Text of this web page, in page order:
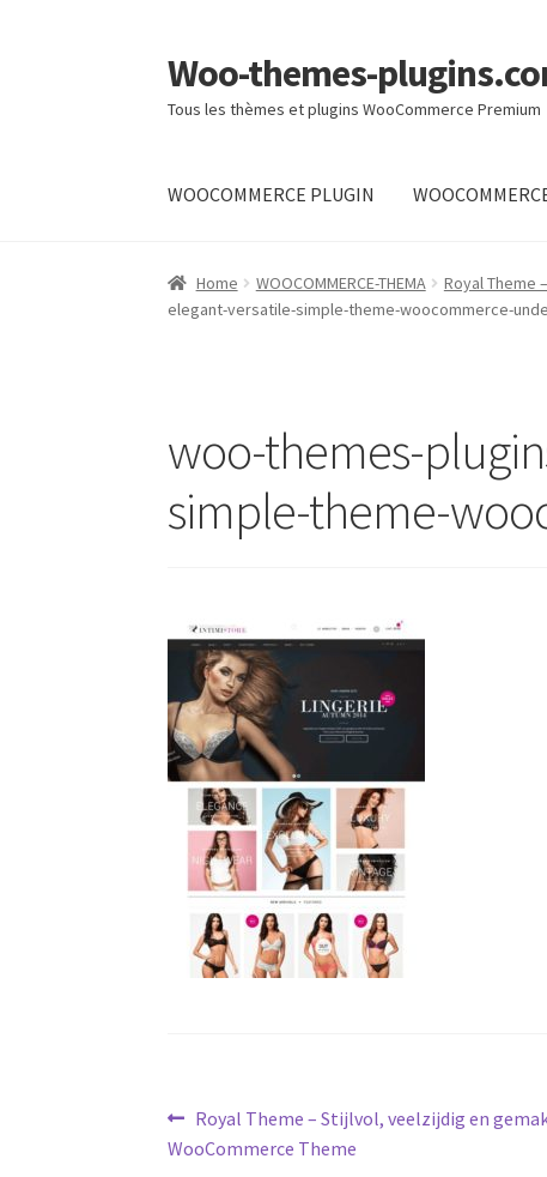
Skip
to
navigation
Skip
to
content
Woo-themes-
Tous les thèmes et plugins WooCommerce Premium
WOOCOMMERCE PLUGIN
HomeHome WOOCOMMERCE-THEMA Royal Theme
elegant-versatile-simple-theme-woocommerce-
woo-themes-
simple-theme-
Post
Previous
post:
Royal Theme – Stijlvol, veelzijdig en
WooCommerce Theme